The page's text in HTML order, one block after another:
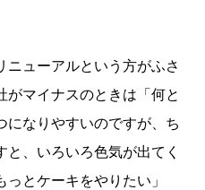
ニューアルという方がふさ
がマイナスのときは「何と
になりやすいのですが、ち
と、いろいろ色気が出てく
とケーキをやりたい」